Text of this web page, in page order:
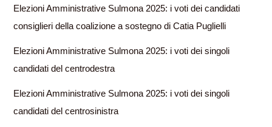
Elezioni Amministrative Sulmona 2025: i voti dei candidati
consiglieri della coalizione a sostegno di Catia Puglielli
Elezioni Amministrative Sulmona 2025: i voti dei singoli
candidati del centrodestra
Elezioni Amministrative Sulmona 2025: i voti dei singoli
candidati del centrosinistra